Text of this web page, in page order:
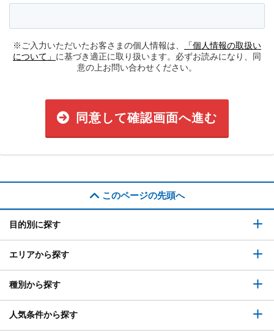
※ご入力いただいたお客さまの個人情報は、
「個人情報の取扱い
について」 に基づき適正に取り扱います。必ずお読みになり、同
意の上お問い合わせください。
同意して確認画面へ進む
このページの先頭へ
目的別に探す
エリアから探す
種別から探す
人気条件から探す